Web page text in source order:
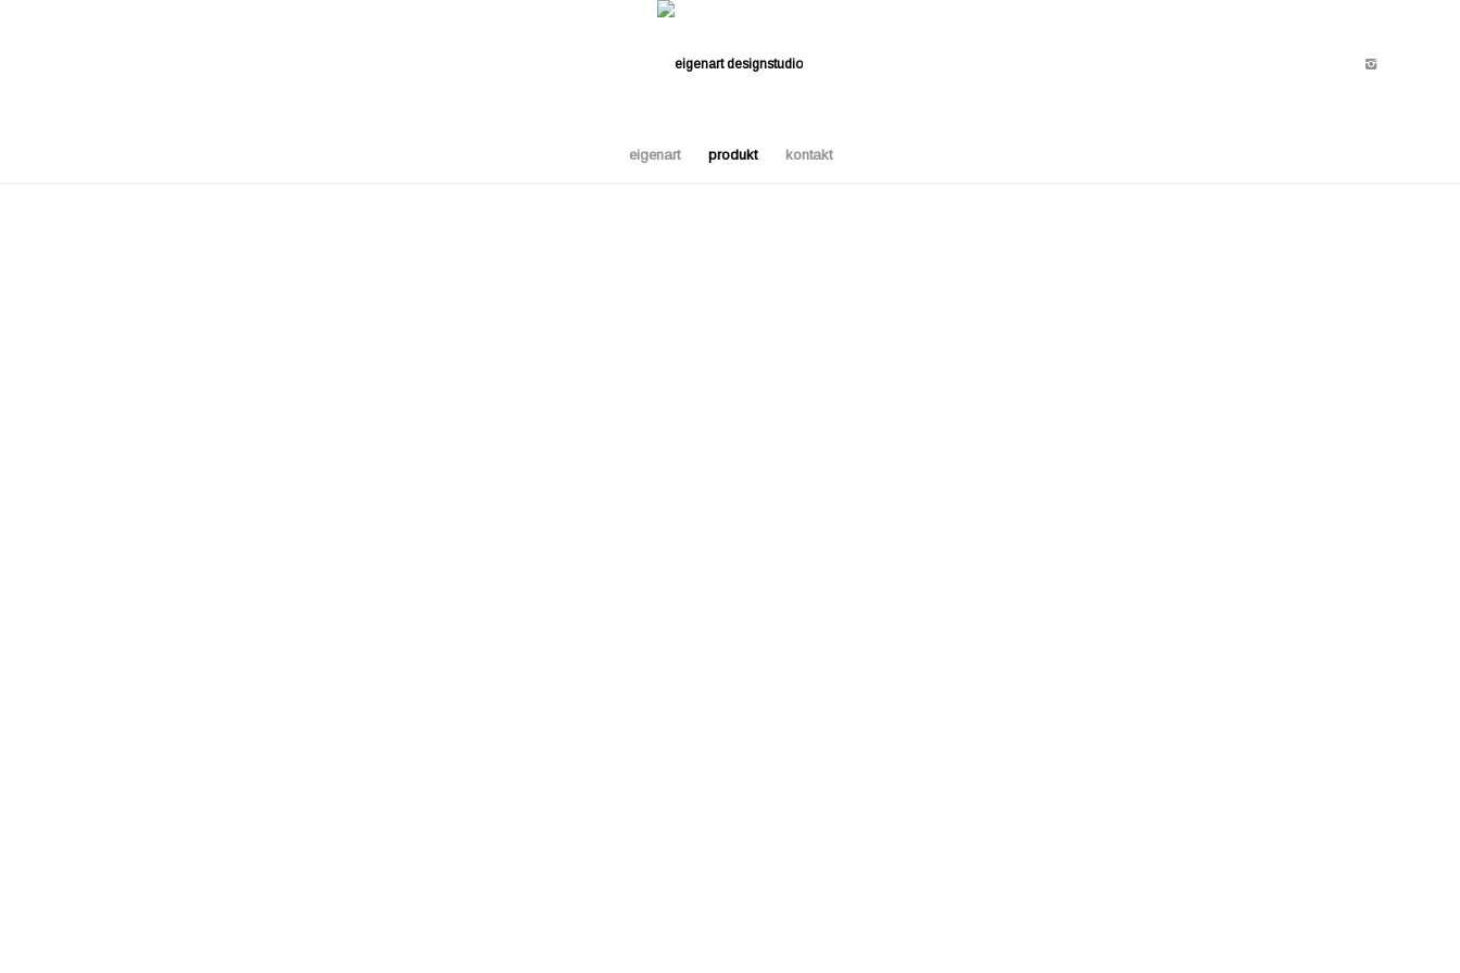
eigenart produkt kontakt